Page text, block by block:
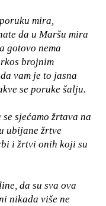
mira,
da u Maršu mira
gotovo nema
brojnim
vam je to jasna
se poruke šalju.
sjećamo žrtava na
ubijane žrtve
i žrtvi onih koji su
da su sva ova
nikada više ne